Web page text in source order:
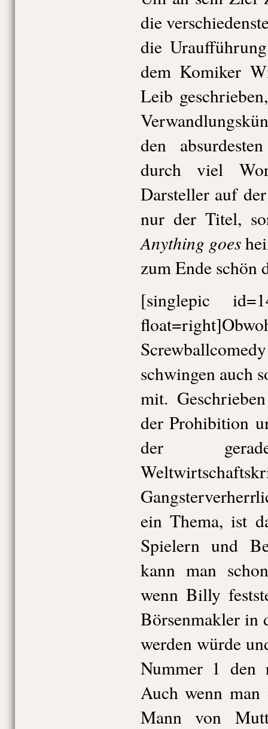
die
die
dem Komiker
Leib
den
durch viel
Darsteller auf
nur der Titel,
Anything goes
zum Ende schön
[singlepic
schwingen auch
mit.
der Prohibition
der
ein Thema, ist
Spielern und
kann man
wenn Billy
Börsenmakler in
werden würde
Nummer 1 den
Auch wenn man
Mann von